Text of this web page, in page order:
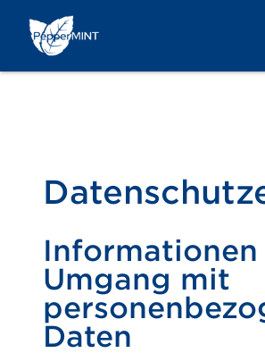
Informationen
Umgang mit
Daten